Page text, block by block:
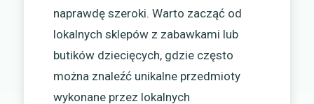
naprawdę szeroki. Warto zacząć od
lokalnych sklepów z zabawkami lub
butików dziecięcych, gdzie często
można znaleźć unikalne przedmioty
wykonane przez lokalnych